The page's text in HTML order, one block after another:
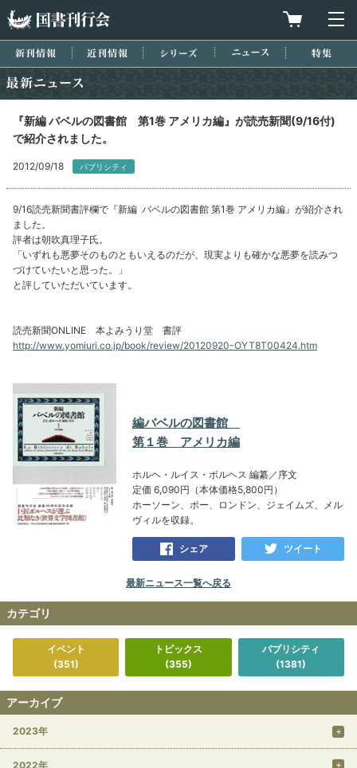
買物カゴを
新刊情報 近刊情報 シリーズ ニュース
『新編 バベルの図書館 第1巻 アメリカ編』が読売新聞(9/16付)
で紹介されました。
2012/09/18 パブリシティ
9/16読売新聞書評欄で『新編 バベルの図書館 第1巻 アメリカ編』が紹介され
ました。
評者は朝吹真理子氏。
「いずれも悪夢そのものともいえるのだが、現実よりも確かな悪夢を読みつ
づけていたいと思った。」
と評していただいています。
読売新聞ONLINE 本よみうり堂 書評
http://www.yomiuri.co.jp/book/review/20120920-OYT8T00424.htm
編バベルの図書館
第１巻 アメリカ編
ホルヘ・ルイス・ボルヘス 編纂／序文
定価 6,090円（本体価格5,800円）
ホーソーン、ポー、ロンドン、ジェイムズ、メル
ヴィルを収録。
シェア ツイート
最新ニュース一覧へ戻る
カテゴリ
イベント
(351)
トピックス
(355)
パブリシティ
(1381)
アーカイブ
2023年
2022年